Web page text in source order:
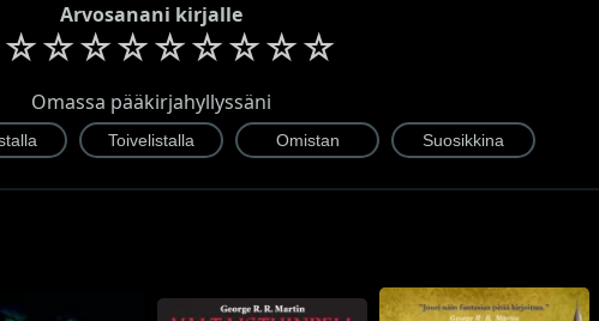
Arvosanani kirjalle
☆☆☆☆☆☆☆☆☆
Omassa pääkirjahyllyssäni